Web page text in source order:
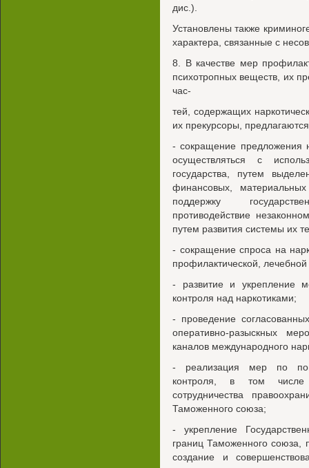
дис.).
Установлены также
характера, связанные с
8. В качестве мер
психотропных веществ, их
час-
тей, содержащих
их прекурсоры,
- сокращение предложения
осуществляться с
государства, путем
финансовых,
поддержку
противодействие
путем развития системы их
- сокращение спроса на
профилактической,
- развитие и укрепление
контроля над наркотиками;
- проведение
оперативно-разыскных
каналов международного
- реализация мер по
контроля, в том числе
сотрудничества
Таможенного союза;
- укрепление
границ Таможенного союза,
создание и